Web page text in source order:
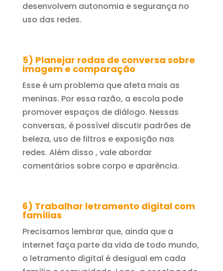
desenvolvem autonomia e segurança no
uso das redes.
5) Planejar rodas de conversa sobre
imagem e comparação
Esse é um problema que afeta mais as
meninas. Por essa razão, a escola pode
promover espaços de diálogo. Nessas
conversas, é possível discutir padrões de
beleza, uso de filtros e exposição nas
redes. Além disso , vale abordar
comentários sobre corpo e aparência.
6) Trabalhar letramento digital com
famílias
Precisamos lembrar que, ainda que a
internet faça parte da vida de todo mundo,
o letramento digital é desigual em cada